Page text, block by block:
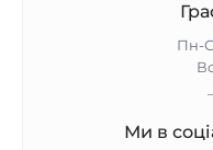
Пн-
Ми в